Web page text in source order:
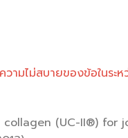
ามไม่สบายของข้อในร
collagen (UC-II®)